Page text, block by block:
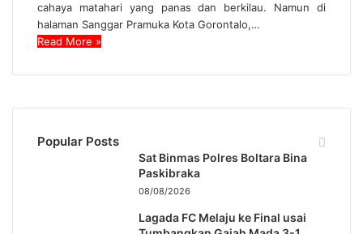
cahaya matahari yang panas dan berkilau. Namun di
halaman Sanggar Pramuka Kota Gorontalo,…
Read More »
Popular Posts
Sat Binmas Polres Boltara Bina
Paskibraka
08/08/2026
Lagada FC Melaju ke Final usai